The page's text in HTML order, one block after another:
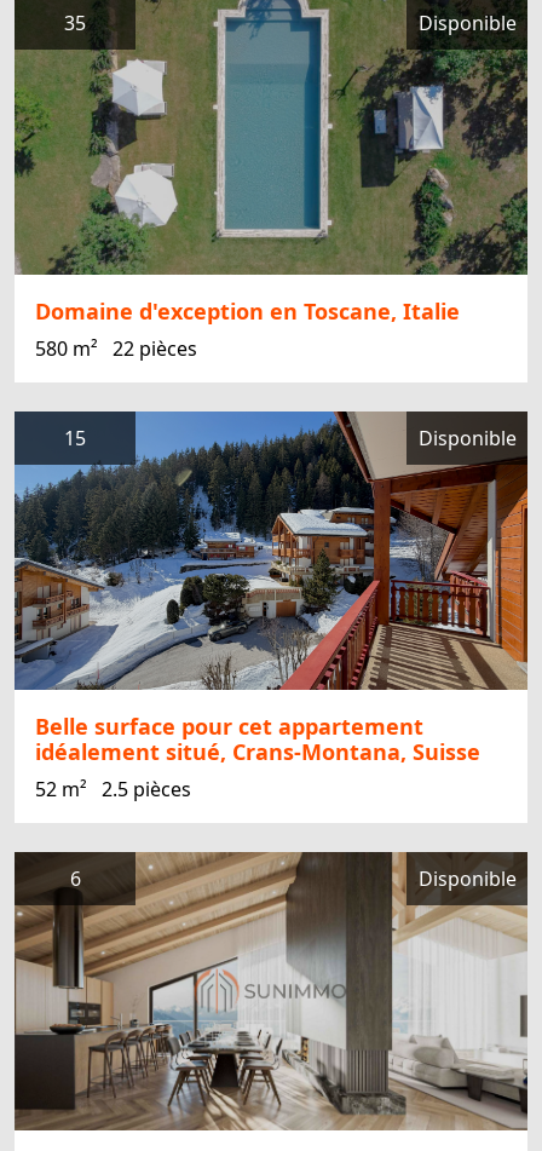
35 Disponible
Domaine d'exception en Toscane, Italie
580 m² 22 pièces
15 Disponible
Belle surface pour cet appartement
idéalement situé, Crans-Montana, Suisse
52 m² 2.5 pièces
6 Disponible